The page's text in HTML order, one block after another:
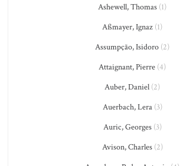
Ashewell, Thomas (1)
Aßmayer, Ignaz (1)
Assumpção, Isidoro (2)
Attaignant, Pierre (4)
Auber, Daniel (2)
Auerbach, Lera(3)
Auric, Georges(3)
Avison, Charles(2)